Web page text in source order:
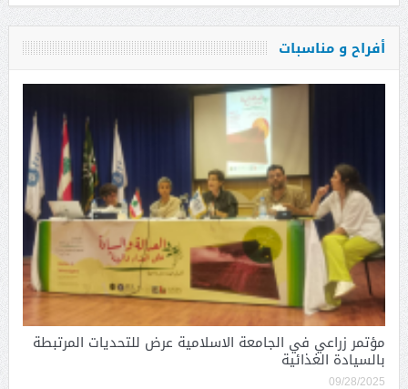
أفراح و مناسبات
مؤتمر زراعي في الجامعة الاسلامية عرض للتحديات المرتبطة
بالسيادة الغذائية
09/28/2025